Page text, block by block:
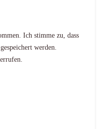
Ich stimme zu, dass
werden.